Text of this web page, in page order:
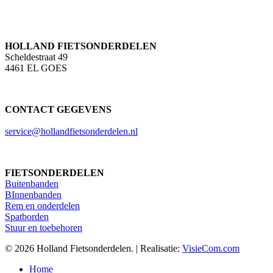
HOLLAND FIETSONDERDELEN
Scheldestraat 49
4461 EL GOES
CONTACT GEGEVENS
service@hollandfietsonderdelen.nl
FIETSONDERDELEN
Buitenbanden
BInnenbanden
Rem en onderdelen
Spatborden
Stuur en toebehoren
© 2026 Holland Fietsonderdelen. | Realisatie: VisieCom.com
Close
Home